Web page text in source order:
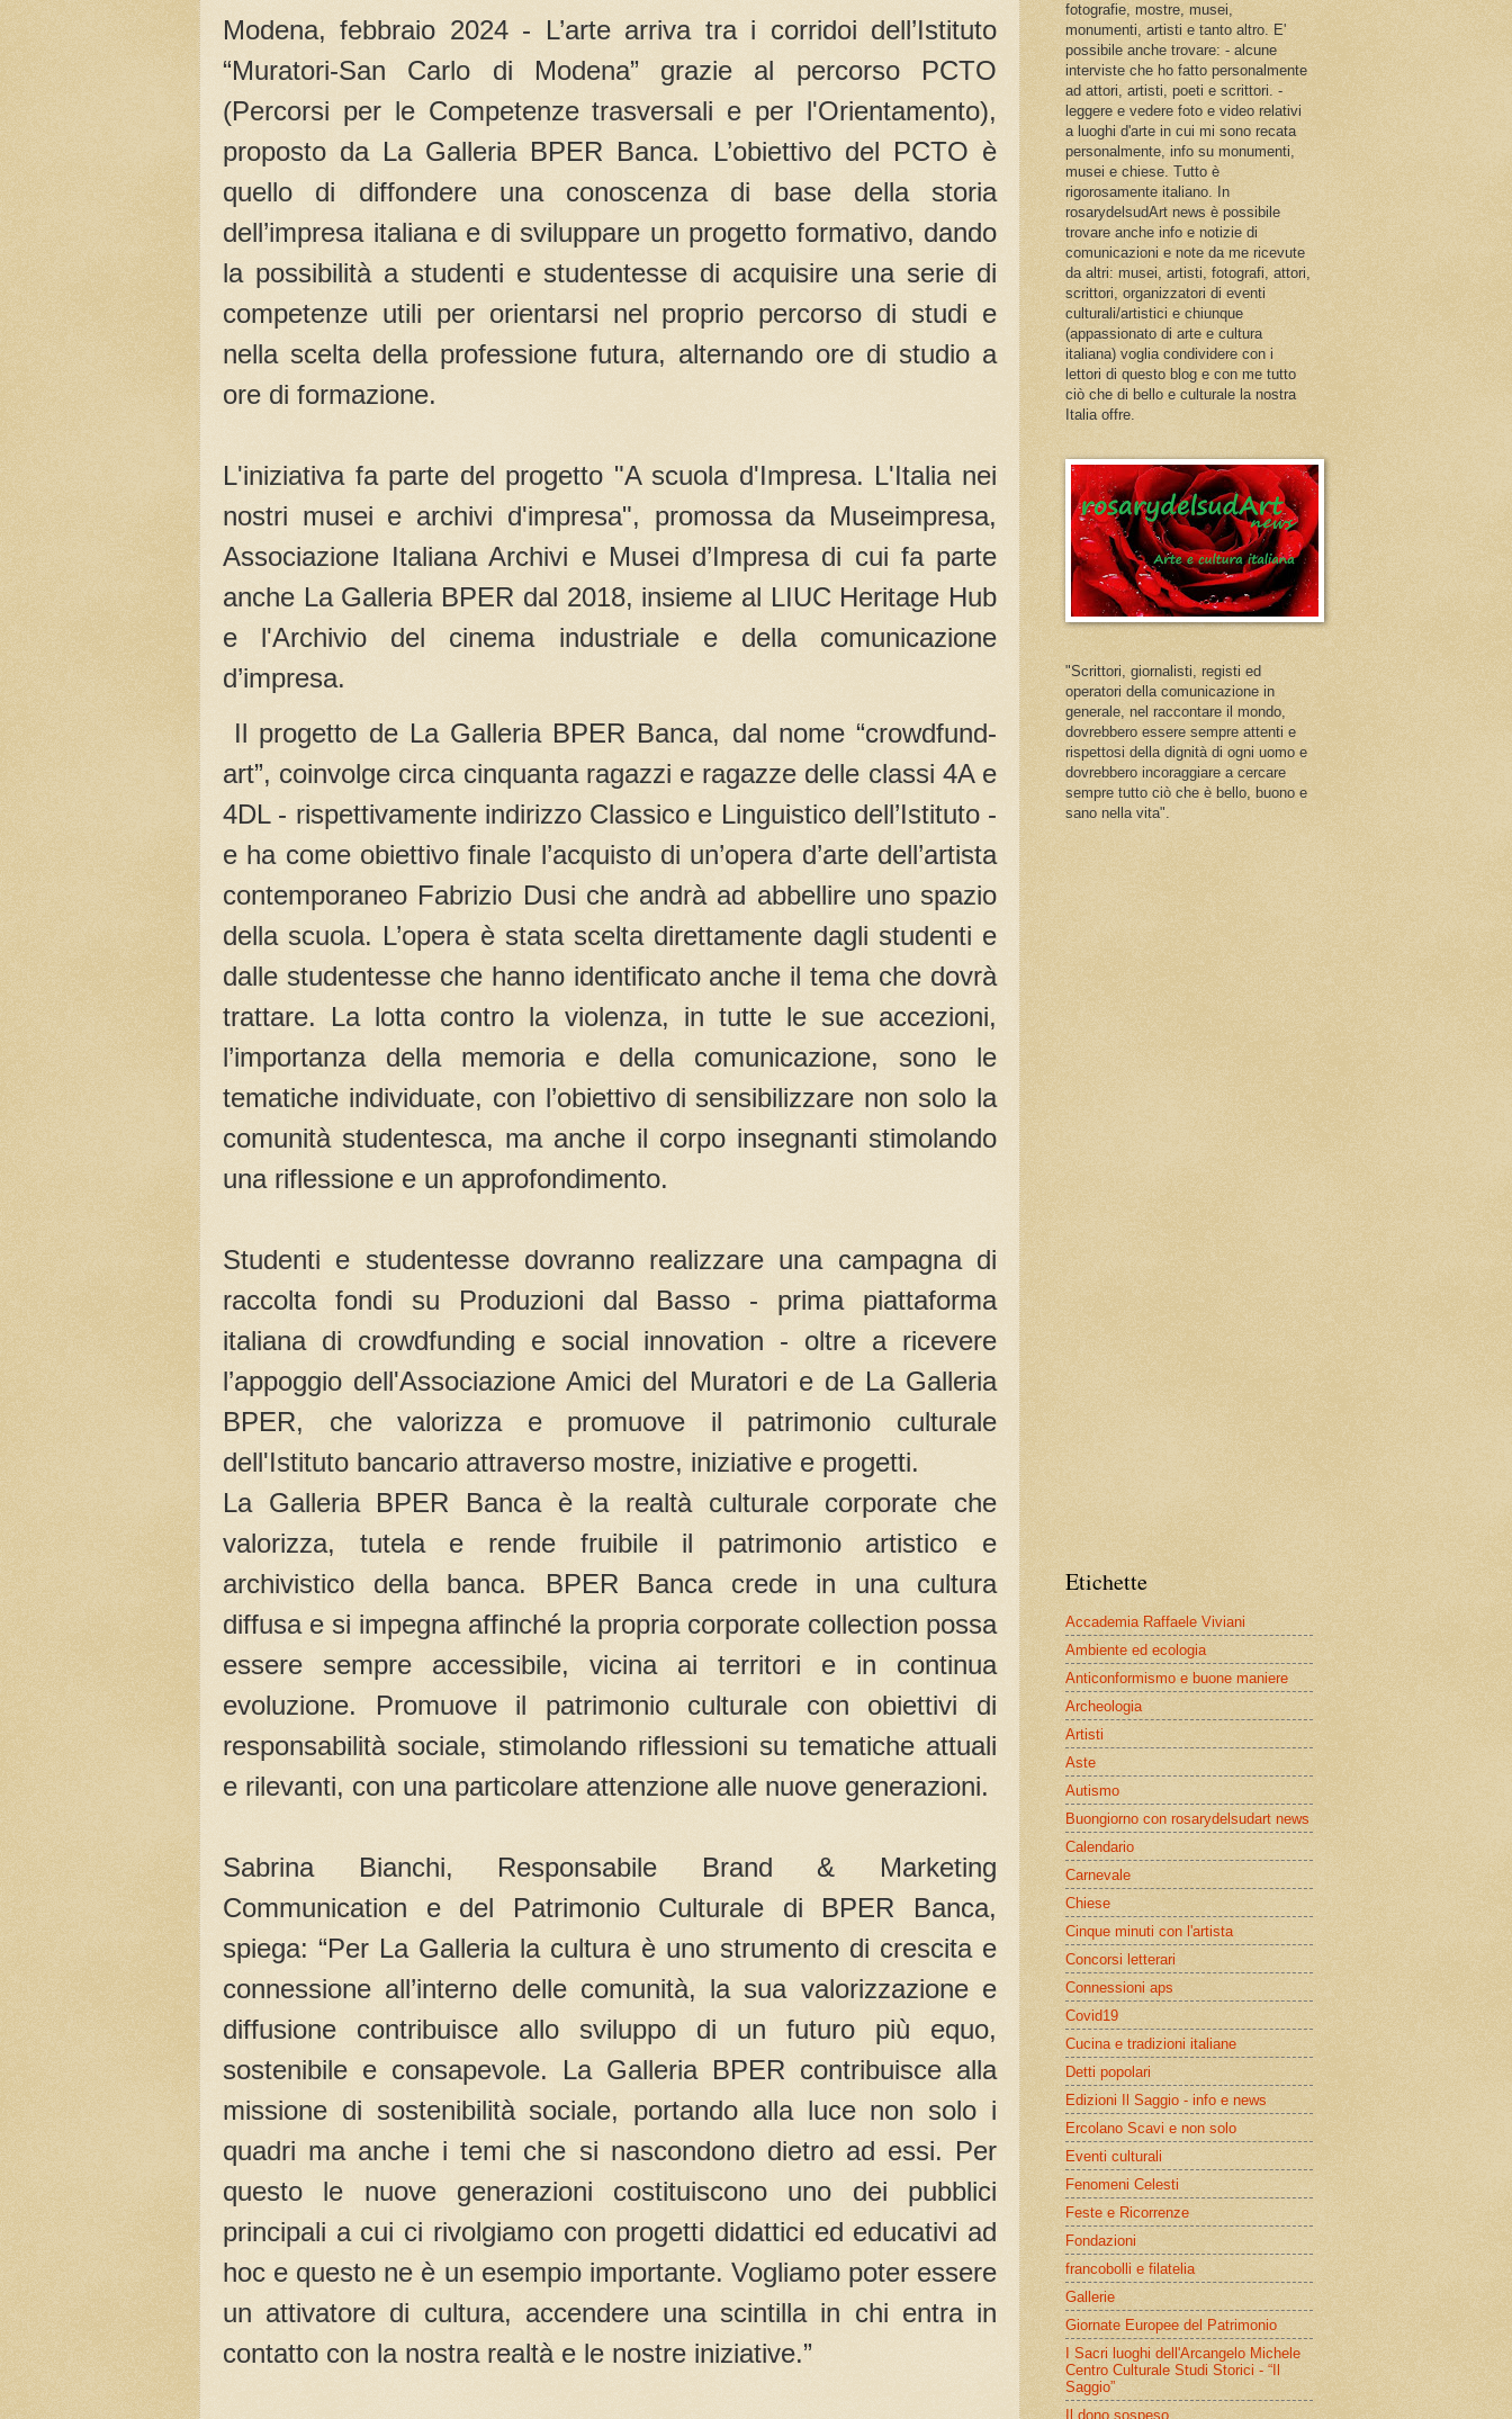
Modena, febbraio 2024 - L’arte arriva tra i corridoi dell’Istituto
“Muratori-San Carlo di Modena” grazie al percorso PCTO
(Percorsi per le Competenze trasversali e per l'Orientamento),
proposto da La Galleria BPER Banca. L’obiettivo del PCTO è
quello di diffondere una conoscenza di base della storia
dell’impresa italiana e di sviluppare un progetto formativo, dando
la possibilità a studenti e studentesse di acquisire una serie di
competenze utili per orientarsi nel proprio percorso di studi e
nella scelta della professione futura, alternando ore di studio a
ore di formazione.
L'iniziativa fa parte del progetto "A scuola d'Impresa. L'Italia nei
nostri musei e archivi d'impresa", promossa da Museimpresa,
Associazione Italiana Archivi e Musei d’Impresa di cui fa parte
anche La Galleria BPER dal 2018, insieme al LIUC Heritage Hub
e l'Archivio del cinema industriale e della comunicazione
d’impresa.
Il progetto de La Galleria BPER Banca, dal nome “crowdfund-
art”, coinvolge circa cinquanta ragazzi e ragazze delle classi 4A e
4DL - rispettivamente indirizzo Classico e Linguistico dell’Istituto -
e ha come obiettivo finale l’acquisto di un’opera d’arte dell’artista
contemporaneo Fabrizio Dusi che andrà ad abbellire uno spazio
della scuola. L’opera è stata scelta direttamente dagli studenti e
dalle studentesse che hanno identificato anche il tema che dovrà
trattare. La lotta contro la violenza, in tutte le sue accezioni,
l’importanza della memoria e della comunicazione, sono le
tematiche individuate, con l’obiettivo di sensibilizzare non solo la
comunità studentesca, ma anche il corpo insegnanti stimolando
una riflessione e un approfondimento.
Studenti e studentesse dovranno realizzare una campagna di
raccolta fondi su Produzioni dal Basso - prima piattaforma
italiana di crowdfunding e social innovation - oltre a ricevere
l’appoggio dell'Associazione Amici del Muratori e de La Galleria
BPER, che valorizza e promuove il patrimonio culturale
dell'Istituto bancario attraverso mostre, iniziative e progetti.
La Galleria BPER Banca è la realtà culturale corporate che
valorizza, tutela e rende fruibile il patrimonio artistico e
archivistico della banca. BPER Banca crede in una cultura
diffusa e si impegna affinché la propria corporate collection possa
essere sempre accessibile, vicina ai territori e in continua
evoluzione. Promuove il patrimonio culturale con obiettivi di
responsabilità sociale, stimolando riflessioni su tematiche attuali
e rilevanti, con una particolare attenzione alle nuove generazioni.
Sabrina Bianchi, Responsabile Brand & Marketing
Communication e del Patrimonio Culturale di BPER Banca,
spiega: “Per La Galleria la cultura è uno strumento di crescita e
connessione all’interno delle comunità, la sua valorizzazione e
diffusione contribuisce allo sviluppo di un futuro più equo,
sostenibile e consapevole. La Galleria BPER contribuisce alla
missione di sostenibilità sociale, portando alla luce non solo i
quadri ma anche i temi che si nascondono dietro ad essi. Per
questo le nuove generazioni costituiscono uno dei pubblici
principali a cui ci rivolgiamo con progetti didattici ed educativi ad
hoc e questo ne è un esempio importante. Vogliamo poter essere
un attivatore di cultura, accendere una scintilla in chi entra in
contatto con la nostra realtà e le nostre iniziative.”
fotografie, mostre, musei,
monumenti, artisti e tanto altro. E'
possibile anche trovare: - alcune
interviste che ho fatto personalmente
ad attori, artisti, poeti e scrittori. -
leggere e vedere foto e video relativi
a luoghi d'arte in cui mi sono recata
personalmente, info su monumenti,
musei e chiese. Tutto è
rigorosamente italiano. In
rosarydelsudArt news è possibile
trovare anche info e notizie di
comunicazioni e note da me ricevute
da altri: musei, artisti, fotografi, attori,
scrittori, organizzatori di eventi
culturali/artistici e chiunque
(appassionato di arte e cultura
italiana) voglia condividere con i
lettori di questo blog e con me tutto
ciò che di bello e culturale la nostra
Italia offre.
"Scrittori, giornalisti, registi ed
operatori della comunicazione in
generale, nel raccontare il mondo,
dovrebbero essere sempre attenti e
rispettosi della dignità di ogni uomo e
dovrebbero incoraggiare a cercare
sempre tutto ciò che è bello, buono e
sano nella vita".
Etichette
Accademia Raffaele Viviani
Ambiente ed ecologia
Anticonformismo e buone maniere
Archeologia
Artisti
Aste
Autismo
Buongiorno con rosarydelsudart news
Calendario
Carnevale
Chiese
Cinque minuti con l'artista
Concorsi letterari
Connessioni aps
Covid19
Cucina e tradizioni italiane
Detti popolari
Edizioni Il Saggio - info e news
Ercolano Scavi e non solo
Eventi culturali
Fenomeni Celesti
Feste e Ricorrenze
Fondazioni
francobolli e filatelia
Gallerie
Giornate Europee del Patrimonio
I Sacri luoghi dell'Arcangelo Michele
Centro Culturale Studi Storici - “Il
Saggio”
Il dono sospeso